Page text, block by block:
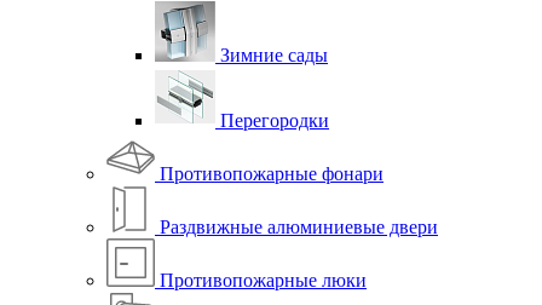
Зимние сады
Перегородки
Противопожарные фонари
Раздвижные алюминиевые двери
Противопожарные люки